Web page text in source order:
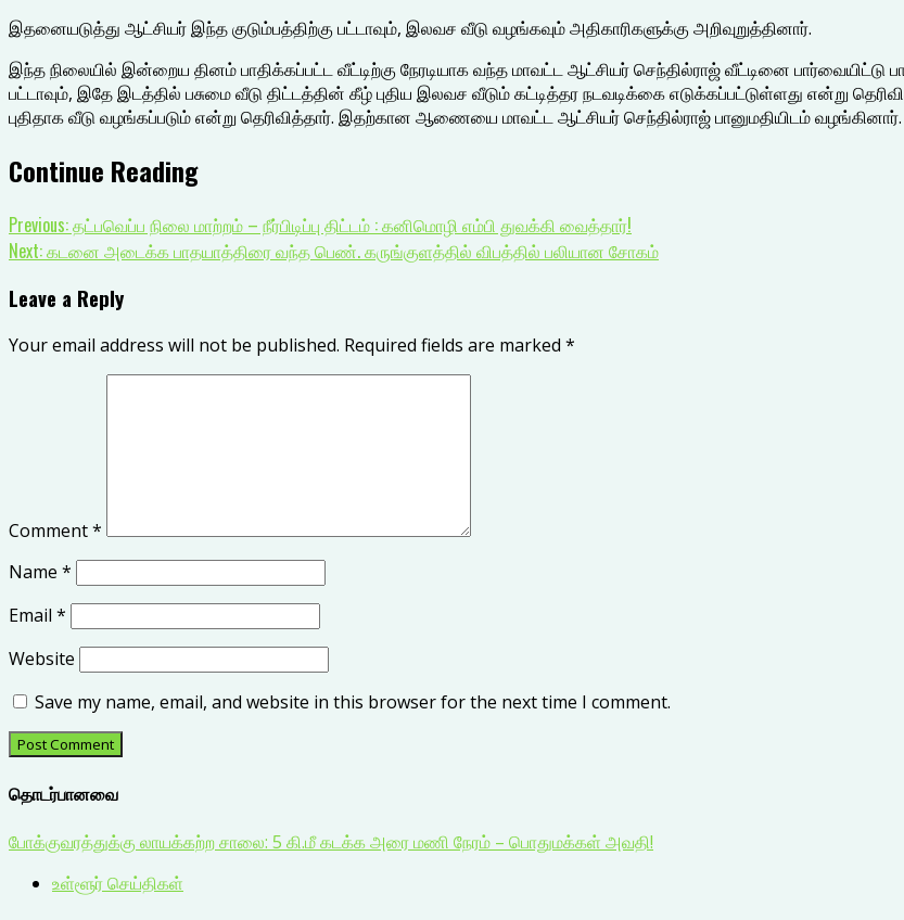
இதனையடுத்து ஆட்சியர் இந்த குடும்பத்திற்கு பட்டாவும், இலவச வீடு வழங்கவும் அதிகாரிகளுக்கு அறிவுறுத்தினார்.
இந்த நிலையில் இன்றைய தினம் பாதிக்கப்பட்ட வீட்டிற்கு நேரடியாக வந்த மாவட்ட ஆட்சியர் செந்தில்ராஜ் வீட்டினை
பட்டாவும், இதே இடத்தில் பசுமை வீடு திட்டத்தின் கீழ் புதிய இலவச வீடும் கட்டித்தர நடவடிக்கை எடுக்கப்பட்டுள்ளது என்று
புதிதாக வீடு வழங்கப்படும் என்று தெரிவித்தார். இதற்கான ஆணையை மாவட்ட ஆட்சியர் செந்தில்ராஜ் பானுமதியிடம் வழங்கினார்.
Continue Reading
Previous:தட்பவெப்ப நிலை மாற்றம் – நீர்பிடிப்பு திட்டம் : கனிமொழி எம்பி துவக்கி வைத்தார்!
Next:கடனை அடைக்க பாதயாத்திரை வந்த பெண். கருங்குளத்தில் விபத்தில் பலியான சோகம்
Leave a Reply
Your email address will not be published. Required fields are marked *
Comment*
Name *
Email *
Website
Save my name, email, and website in this browser for the next time I comment.
தொடர்பானவை
போக்குவரத்துக்கு லாயக்கற்ற சாலை: 5 கி.மீ கடக்க அரை மணி நேரம் – பொதுமக்கள் அவதி!
உள்ளூர் செய்திகள்